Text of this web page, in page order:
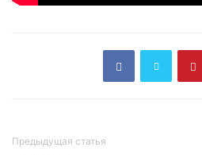
Предыдущая статья